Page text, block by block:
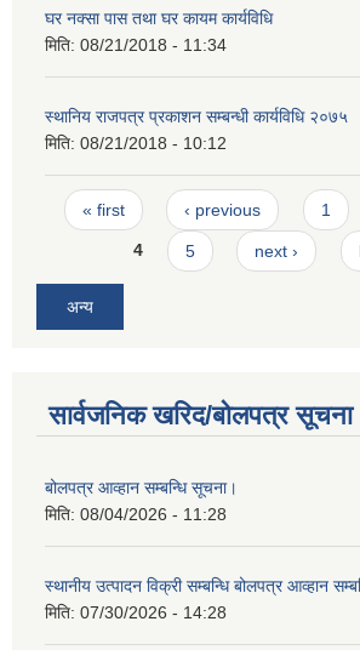
घर नक्सा पास तथा घर कायम कार्यविधि
मिति: 08/21/2018 - 11:34
स्थानिय राजपत्र प्रकाशन सम्बन्धी कार्यविधि २०७५
मिति: 08/21/2018 - 10:12
Pages
« first ‹ previous 1
4 5 next ›
अन्य
सार्वजनिक खरिद/बोलपत्र सूचना
बोलपत्र आव्हान सम्बन्धि सूचना।
मिति: 08/04/2026 - 11:28
स्थानीय उत्पादन विक्री सम्बन्धि बोलपत्र आव्हान
मिति: 07/30/2026 - 14:28